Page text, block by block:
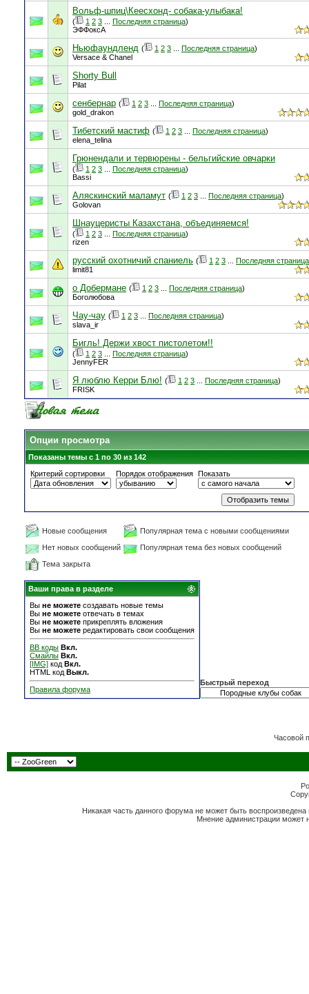
Вольф-шпиц\Кеесхонд- собака-улыбака!
( 1 2 3 Последняя страница)
ЭФФоксА
Ньюфаундленд ( 1 2 3 Последняя страница)
Versace & Chanel
Shorty Bull
Pilat
сенбернар ( 1 2 3 Последняя страница)
gold_drakon
Тибетский мастиф ( 1 2 3 Последняя страница)
elena_telina
Грюнендали и тервюрены - бельгийские овчарки
( 1 2 3 Последняя страница)
Bassi
Аляскинский маламут ( 1 2 3 Последняя страница)
Golovan
Шнауцеристы Казахстана, объединяемся!
( 1 2 3 Последняя страница)
rizen
русский охотничий спаниель ( 1 2 3
Последняя страница
limit81
о Добермане ( 1 2 3 Последняя страница)
Боголюбова
Чау-чау ( 1 2 3 Последняя страница)
slava_ir
Бигль! Держи хвост пистолетом!!
( 1 2 3 Последняя страница)
JennyFER
Я люблю Керри Блю! ( 1 2 3 Последняя страница)
FRISK
Опции просмотра
Показаны темы с 1 по 30 из 142
Критерий сортировки
Порядок отображения Показать
Новые сообщения
Популярная тема с новыми сообщениями
Нет новых сообщений
Популярная тема без новых сообщений
Тема закрыта
Ваши права в разделе
Вы не можете создавать новые темы
Вы не можете отвечать в темах
Вы не можете прикреплять вложения
Вы не можете редактировать свои сообщения
BB коды Вкл.
Смайлы Вкл.
[IMG] код Вкл.
HTML код Выкл.
Правила форума
Быстрый переход
Часовой
Никакая часть данного форума не может быть
Мнение администрации может